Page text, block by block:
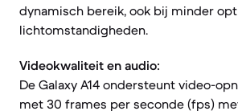
dynamisch bereik, ook bij minder
lichtomstandigheden.
Videokwaliteit en audio:
De Galaxy A14 ondersteunt video-
met 30 frames per seconde (fps)